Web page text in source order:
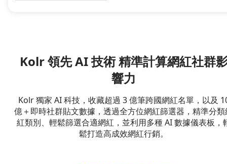
Kolr 領先 AI 技術 精準計算網紅社群
響力
Kolr 獨家 AI 科技，收藏超過 3 億筆跨國網紅名單，以及
億＋即時社群貼文數據，透過全方位網紅篩選器，精準分類
紅類別、輕鬆篩選合適網紅，並利用多種 AI 數據儀表板，
鬆打造高成效網紅行銷。